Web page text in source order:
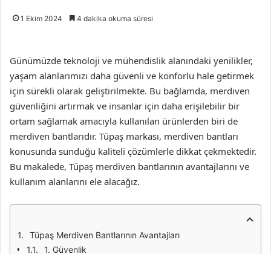
1 Ekim 2024 4 dakika okuma süresi
Günümüzde teknoloji ve mühendislik alanındaki yenilikler,
yaşam alanlarımızı daha güvenli ve konforlu hale getirmek
için sürekli olarak geliştirilmekte. Bu bağlamda, merdiven
güvenliğini artırmak ve insanlar için daha erişilebilir bir
ortam sağlamak amacıyla kullanılan ürünlerden biri de
merdiven bantlarıdır. Tüpaş markası, merdiven bantları
konusunda sunduğu kaliteli çözümlerle dikkat çekmektedir.
Bu makalede, Tüpaş merdiven bantlarının avantajlarını ve
kullanım alanlarını ele alacağız.
Tüpaş Merdiven Bantlarının Avantajları
1. Güvenlik